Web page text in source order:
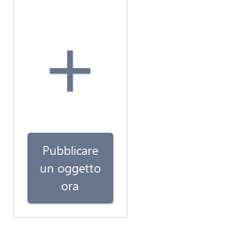
+
Pubblicare
un oggetto
ora